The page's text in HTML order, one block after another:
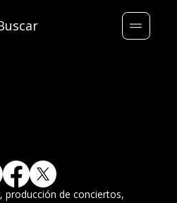
producción de conciertos,